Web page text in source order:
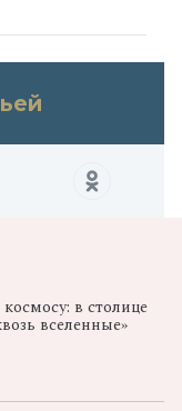
в столице
вселенные»